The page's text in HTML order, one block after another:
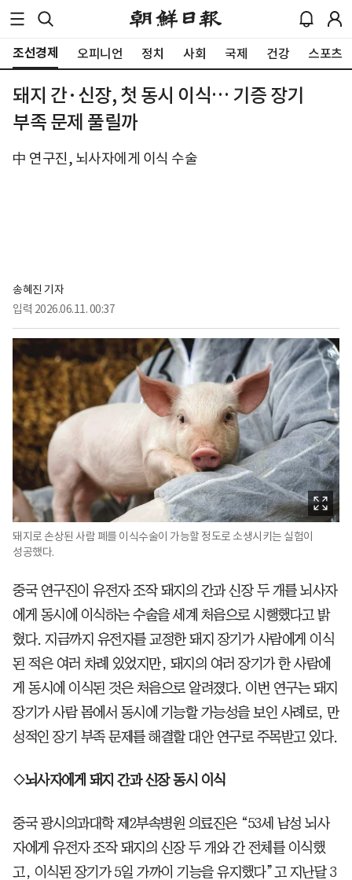
조선경제 오피니언 정치 사회 국제 건강 스포츠
돼지 간·신장, 첫 동시 이식… 기증 장기
부족 문제 풀릴까
中 연구진, 뇌사자에게 이식 수술
송혜진 기자
입력 2026.06.11. 00:37
돼지로 손상된 사람 폐를 이식수술이 가능할 정도로 소생시키는 실험이
성공했다.
중국 연구진이 유전자 조작 돼지의 간과 신장 두 개를 뇌사자
에게 동시에 이식하는 수술을 세계 처음으로 시행했다고 밝
혔다. 지금까지 유전자를 교정한 돼지 장기가 사람에게 이식
된 적은 여러 차례 있었지만, 돼지의 여러 장기가 한 사람에
게 동시에 이식된 것은 처음으로 알려졌다. 이번 연구는 돼지
장기가 사람 몸에서 동시에 기능할 가능성을 보인 사례로, 만
성적인 장기 부족 문제를 해결할 대안 연구로 주목받고 있다.
◇뇌사자에게 돼지 간과 신장 동시 이식
중국 광시의과대학 제2부속병원 의료진은 “53세 남성 뇌사
자에게 유전자 조작 돼지의 신장 두 개와 간 전체를 이식했
고, 이식된 장기가 5일 가까이 기능을 유지했다”고 지난달 3